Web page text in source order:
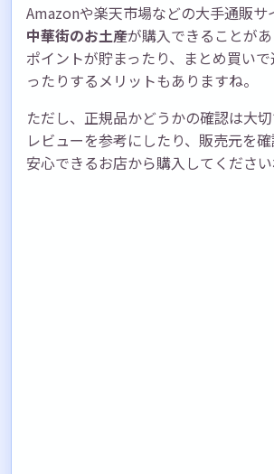
Amazonや楽天市場などの大手通販サ
中華街のお土産が購入できることがあ
ポイントが貯まったり、まとめ買い
ったりするメリットもありますね。
ただし、正規品かどうかの確認は大切
レビューを参考にしたり、販売元を確
安心できるお店から購入してください